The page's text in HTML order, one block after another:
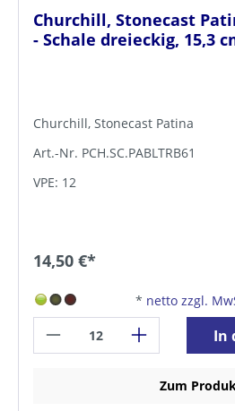
Churchill, Stonecast
- Schale dreieckig, 15,3
Churchill, Stonecast Patina
Art.-Nr. PCH.SC.PABLTRB61
VPE: 12
14,50 €*
* netto zzgl.
In
Zum